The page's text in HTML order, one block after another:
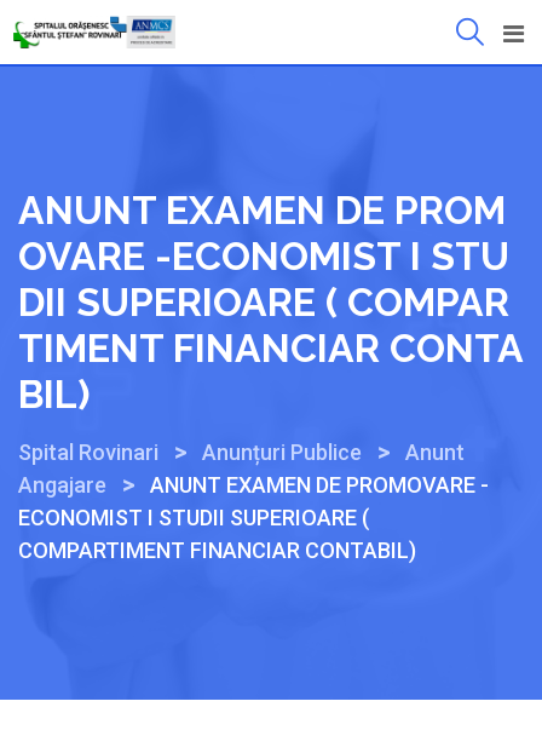
ANUNT EXAMEN DE PROM
OVARE -ECONOMIST I STU
DII SUPERIOARE ( COMPAR
TIMENT FINANCIAR CONTA
BIL)
Spital Rovinari > Anunțuri Publice >
Anunt
Angajare
>
ANUNT EXAMEN DE PROMOVARE -
ECONOMIST I STUDII SUPERIOARE (
COMPARTIMENT FINANCIAR CONTABIL)